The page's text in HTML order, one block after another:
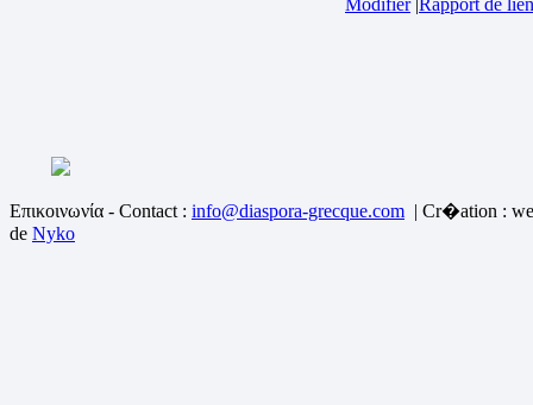
Modifier| Rapport de
Επικοινωνία - Contact : info@diaspora-grecque.com | Cr�ation :
de Nyko